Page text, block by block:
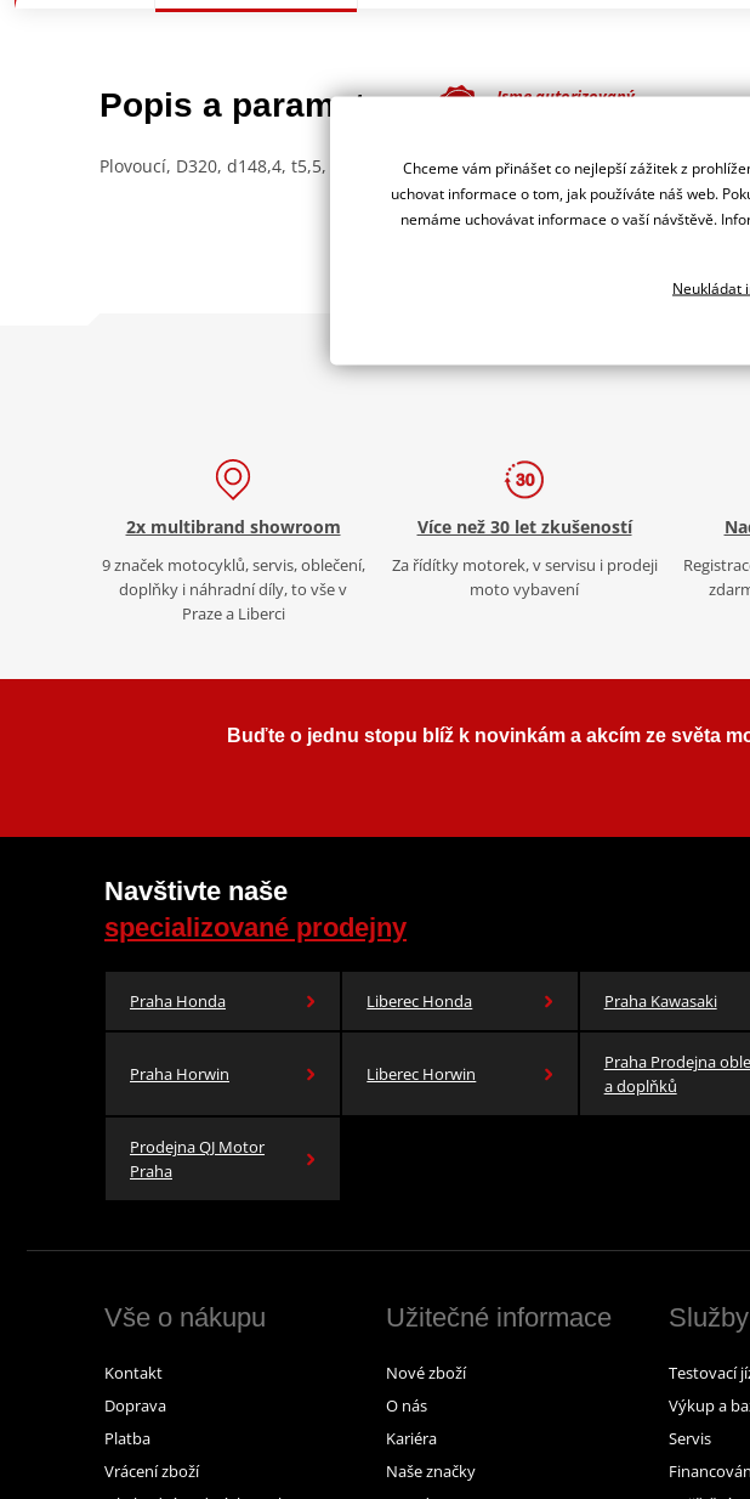
Popis a parametry
Jsme autorizovaný
Plovoucí, D320, d148,4, t5,5, vlnitý design
2x multibrand showroom
9 značek motocyklů, servis, oblečení,
doplňky i náhradní díly, to vše v
Praze a Liberci
Více než 30 let zkušeností
Za řídítky motorek, v servisu i prodeji
moto vybavení
Buďte o jednu stopu blíž k novinkám a akcím ze světa
Navštivte naše
specializované prodejny
Praha Honda Liberec Honda Praha Kawasaki
Praha Horwin Liberec Horwin
Praha Prodejna
a doplňků
Prodejna QJ Motor
Praha
Vše o nákupu
Kontakt
Doprava
Platba
Vrácení zboží
Užitečné informace
Nové zboží
O nás
Kariéra
Naše značky
Služby
Testovací
Výkup a
Servis
Chceme vám přinášet co nejlepší zážitek z
uchovat informace o tom, jak používáte náš web.
nemáme uchovávat informace o vaší návštěvě.
Neukládat